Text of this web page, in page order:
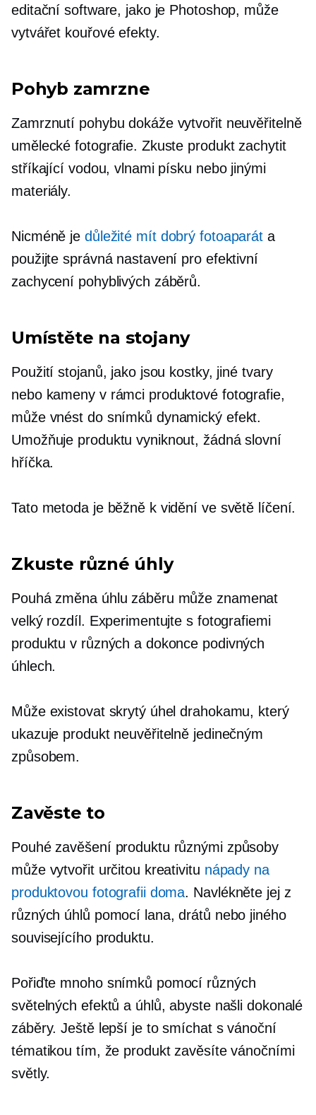
editační software, jako je Photoshop, může
vytvářet kouřové efekty.
Pohyb zamrzne
Zamrznutí pohybu dokáže vytvořit neuvěřitelně
umělecké fotografie. Zkuste produkt zachytit
stříkající vodou, vlnami písku nebo jinými
materiály.
Nicméně je důležité mít dobrý fotoaparát a
použijte správná nastavení pro efektivní
zachycení pohyblivých záběrů.
Umístěte na stojany
Použití stojanů, jako jsou kostky, jiné tvary
nebo kameny v rámci produktové fotografie,
může vnést do snímků dynamický efekt.
Umožňuje produktu vyniknout, žádná slovní
hříčka.
Tato metoda je běžně k vidění ve světě líčení.
Zkuste různé úhly
Pouhá změna úhlu záběru může znamenat
velký rozdíl. Experimentujte s fotografiemi
produktu v různých a dokonce podivných
úhlech.
Může existovat skrytý úhel drahokamu, který
ukazuje produkt neuvěřitelně jedinečným
způsobem.
Zavěste to
Pouhé zavěšení produktu různými způsoby
může vytvořit určitou kreativitu nápady na
produktovou fotografii doma. Navlékněte jej z
různých úhlů pomocí lana, drátů nebo jiného
souvisejícího produktu.
Pořiďte mnoho snímků pomocí různých
světelných efektů a úhlů, abyste našli dokonalé
záběry. Ještě lepší je to smíchat s vánoční
tématikou tím, že produkt zavěsíte vánočními
světly.